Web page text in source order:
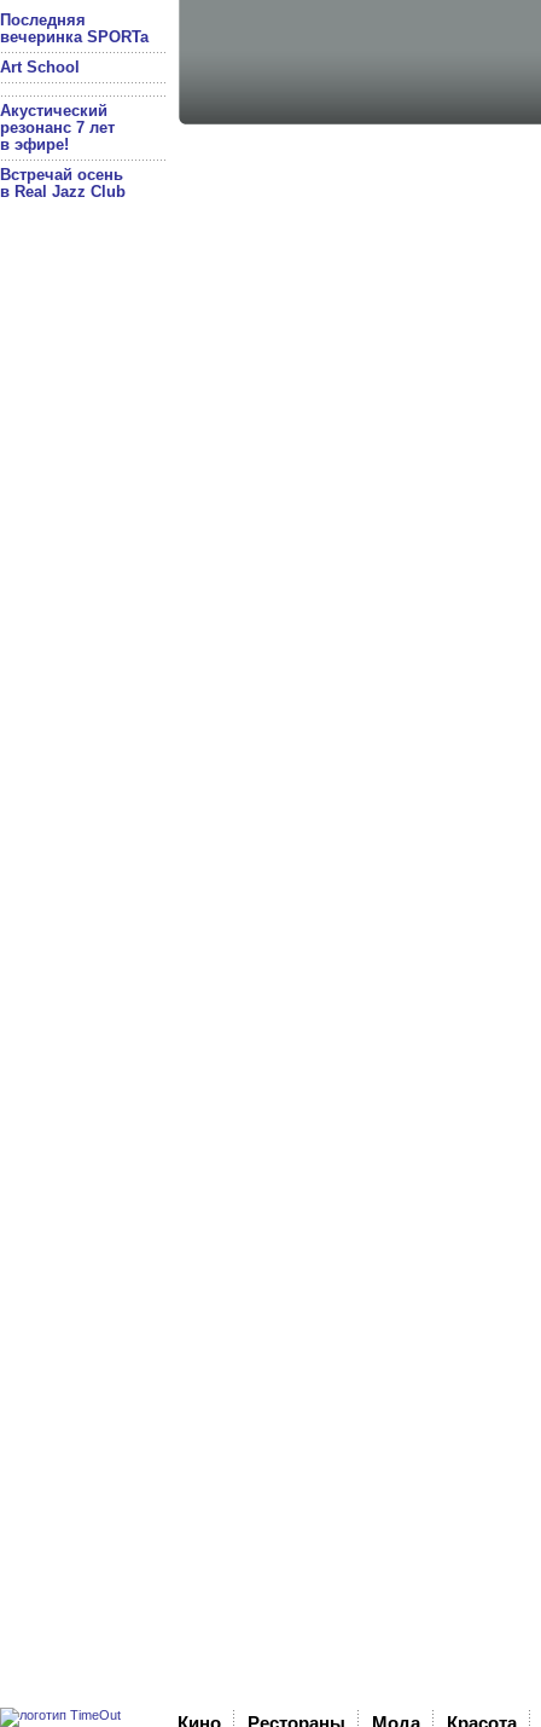
Последняя
вечеринка SPORTa
Art School
Акустический
резонанс 7 лет
в эфире!
Встречай осень
в Real Jazz Club
Кино Рестораны Мода Красота